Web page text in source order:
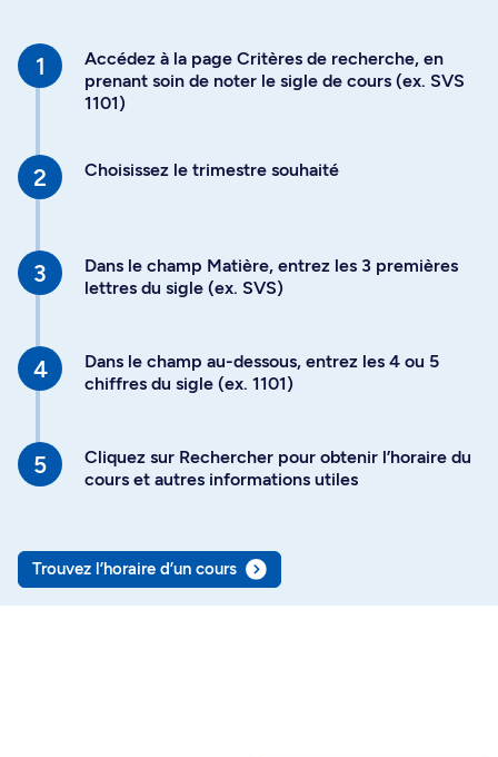
Accédez à la page Critères de recherche, en
prenant soin de noter le sigle de cours (ex. SVS
1101)
Choisissez le trimestre souhaité
Dans le champ Matière, entrez les 3 premières
lettres du sigle (ex. SVS)
Dans le champ au-dessous, entrez les 4 ou 5
chiffres du sigle (ex. 1101)
Cliquez sur Rechercher pour obtenir l’horaire du
cours et autres informations utiles
Trouvez l’horaire d’un cours